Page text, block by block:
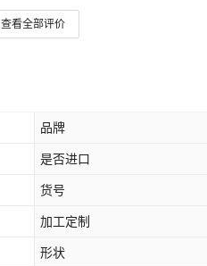
查看全部评价
品牌
是否进口
货号
加工定制
形状